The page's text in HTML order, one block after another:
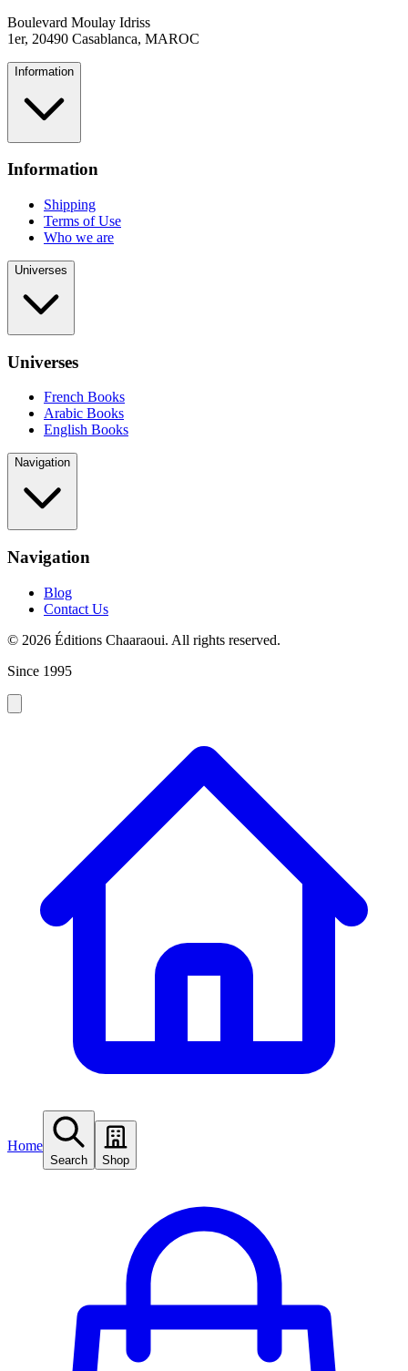
Boulevard Moulay Idriss
1er, 20490 Casablanca, MAROC
Information
Information
Shipping
Terms of Use
Who we are
Universes
Universes
French Books
Arabic Books
English Books
Navigation
Navigation
Blog
Contact Us
© 2026 Éditions Chaaraoui. All rights reserved.
Since 1995
Home
Search Shop